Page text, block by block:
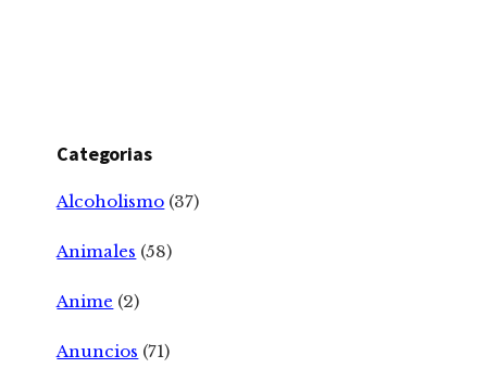
Categorias
Alcoholismo (37)
Animales (58)
Anime (2)
Anuncios (71)